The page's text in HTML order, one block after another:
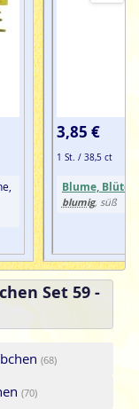
3,85 €
1 St. / 38,5 ct
Blume, Blüte
blumig, süß
Set 59 -
(68)
(70)